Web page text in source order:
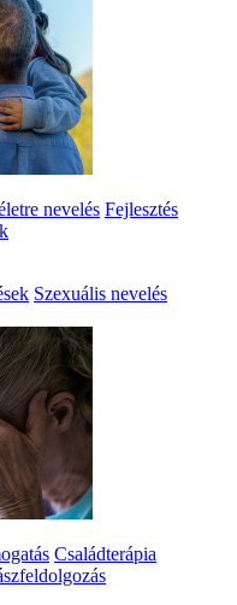
nevelés Fejlesztés
Szexuális nevelés
Családterápia